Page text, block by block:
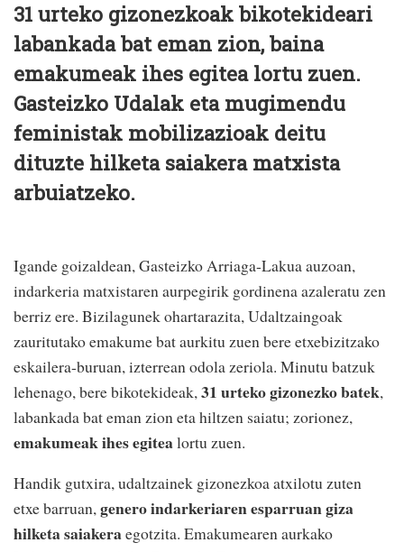
31 urteko gizonezkoak bikotekideari
labankada bat eman zion, baina
emakumeak ihes egitea lortu zuen.
Gasteizko Udalak eta mugimendu
feministak mobilizazioak deitu
dituzte hilketa saiakera matxista
arbuiatzeko.
Igande goizaldean, Gasteizko Arriaga-Lakua auzoan,
indarkeria matxistaren aurpegirik gordinena azaleratu zen
berriz ere. Bizilagunek ohartarazita, Udaltzaingoak
zauritutako emakume bat aurkitu zuen bere etxebizitzako
eskailera-buruan, izterrean odola zeriola. Minutu batzuk
lehenago, bere bikotekideak, 31 urteko gizonezko batek,
labankada bat eman zion eta hiltzen saiatu; zorionez,
emakumeak ihes egitealortu zuen.
Handik gutxira, udaltzainek gizonezkoa atxilotu zuten
etxe barruan,genero indarkeriaren esparruan giza
hilketa saiakeraegotzita. Emakumearen aurkako